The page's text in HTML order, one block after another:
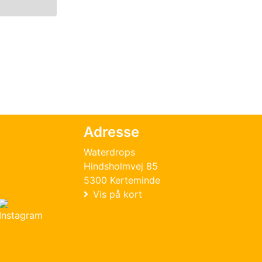
Adresse
Waterdrops
Hindsholmvej 85
5300 Kerteminde
Vis på kort